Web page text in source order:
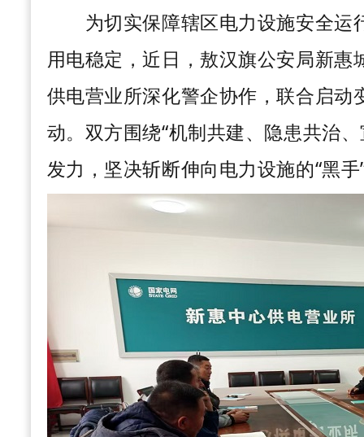
为切实保障辖区电力设施安全运
用电稳定，近日，敖汉旗公安局新惠
供电营业所深化警企协作，联合启动
动。双方围绕“机制共建、隐患共治
发力，坚决斩断伸向电力设施的“黑手